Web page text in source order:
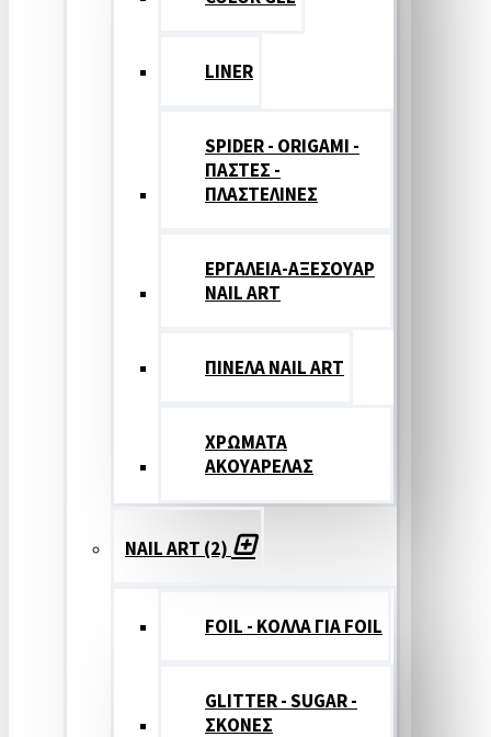
LINER
SPIDER - ORIGAMI -
ΠΑΣΤΕΣ -
ΠΛΑΣΤΕΛΙΝΕΣ
ΕΡΓΑΛΕΙΑ-ΑΞΕΣΟΥΑΡ
NAIL ART
ΠΙΝΕΛΑ NAIL ART
ΧΡΩΜΑΤΑ
ΑΚΟΥΑΡΕΛΑΣ
NAIL ART (2)
FOIL - ΚΟΛΛΑ ΓΙΑ FOIL
GLITTER - SUGAR -
ΣΚΟΝΕΣ